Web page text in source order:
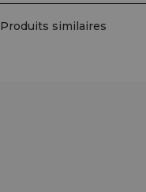
Produits similaires